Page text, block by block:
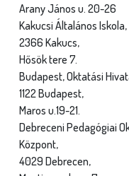
Arany János u. 20-26
Kakucsi Általános Iskola,
2366 Kakucs,
Hősök tere 7.
Budapest, Oktatási
1122 Budapest,
Maros u.19-21.
Debreceni Pedagógiai
Központ,
4029 Debrecen,